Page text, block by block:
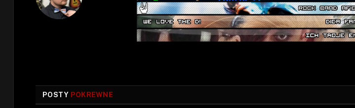
POSTY POKREWNE